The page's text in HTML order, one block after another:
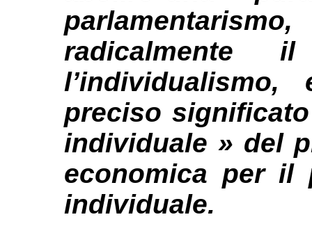
radicalmente
preciso
individuale » del
economica per il
individuale.